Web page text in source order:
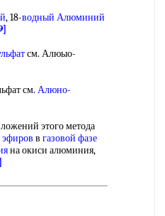
, 18-водный Алюминий
см. Алюыо-
см. Алюно-
этого метода
эфиров в газовой фазе
на окиси алюминия,